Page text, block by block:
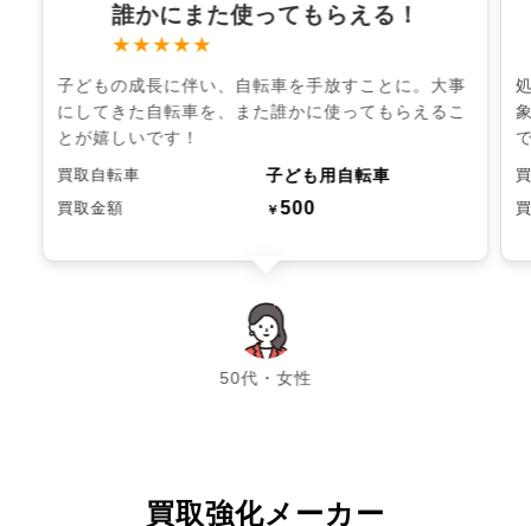
誰かにまた使ってもらえる！
★★★★★
子どもの成長に伴い、自転車を手放すことに。大事
にしてきた自転車を、また誰かに使ってもらえるこ
とが嬉しいです！
買取自転車 子ども用自転車
買取金額 ￥500
50代・女性
chevron_left chevron_right
買取強化メーカー